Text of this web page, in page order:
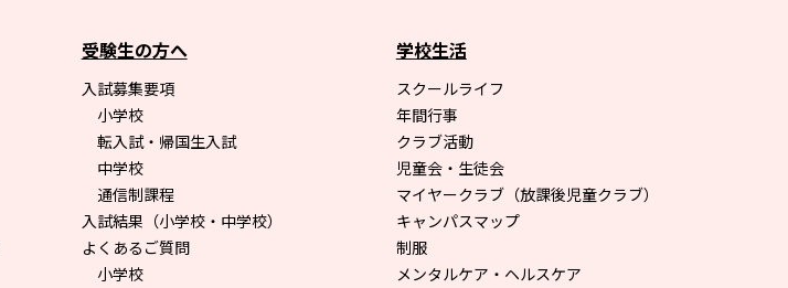
受験生の方へ
入試募集要項
小学校
転入試・帰国生入試
中学校
通信制課程
入試結果（小学校・中学校）
よくあるご質問
小学校
学校生活
スクールライフ
年間行事
クラブ活動
児童会・生徒会
マイヤークラブ（放課後児童クラブ）
キャンパスマップ
制服
メンタルケア・ヘルスケア